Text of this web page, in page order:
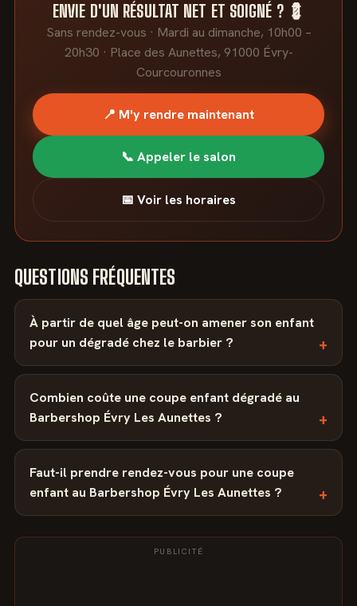
ENVIE D'UN RÉSULTAT NET ET SOIGNÉ ? 💈
Sans rendez-vous · Mardi au dimanche, 10h00 –
20h30 · Place des Aunettes, 91000 Évry-
Courcouronnes
📍 M'y rendre maintenant
📞 Appeler le salon
📅 Voir les horaires
QUESTIONS FRÉQUENTES
À partir de quel âge peut-on amener son enfant
pour un dégradé chez le barbier ?
Combien coûte une coupe enfant dégradé au
Barbershop Évry Les Aunettes ?
Faut-il prendre rendez-vous pour une coupe
enfant au Barbershop Évry Les Aunettes ?
PUBLICITÉ